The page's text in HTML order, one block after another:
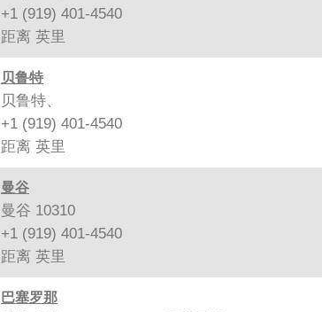
+1 (919) 401-4540
距离 英里
贝鲁特
贝鲁特、
+1 (919) 401-4540
距离 英里
曼谷
曼谷 10310
+1 (919) 401-4540
距离 英里
巴塞罗那